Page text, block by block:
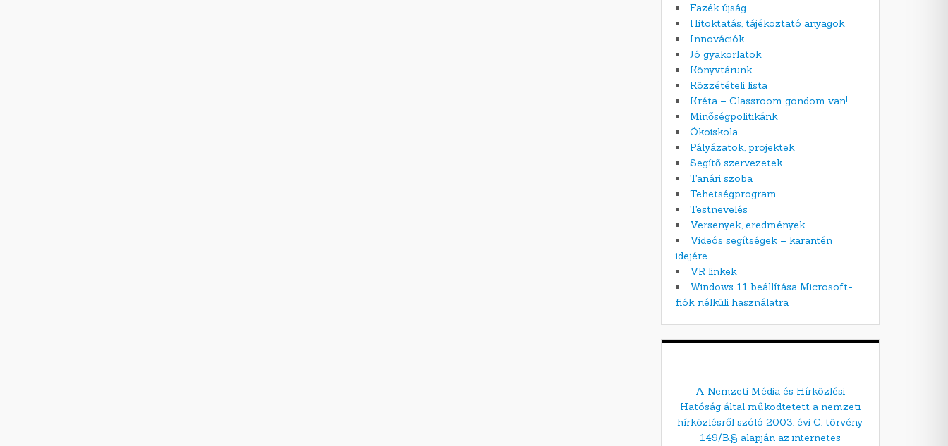
Fazék újság
Hitoktatás, tájékoztató anyagok
Innovációk
Jó gyakorlatok
Könyvtárunk
Közzétételi lista
Kréta – Classroom gondom van!
Minőségpolitikánk
Ökoiskola
Pályázatok, projektek
Segítő szervezetek
Tanári szoba
Tehetségprogram
Testnevelés
Versenyek, eredmények
Videós segítségek – karantén
idejére
VR linkek
Windows 11 beállítása Microsoft-
fiók nélküli használatra
A Nemzeti Média és Hírközlési
Hatóság által működtetett a nemzeti
hírközlésről szóló 2003. évi C. törvény
149/B.§ alapján az internetes